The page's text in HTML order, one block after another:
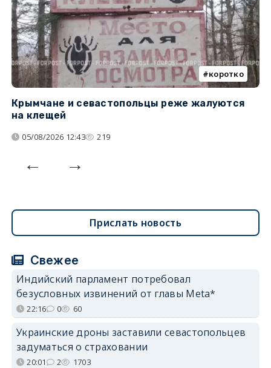
коротко
Крымчане и севастопольцы реже жалуются
на клещей
05/08/2026 12:43 219
Прислать новость
Свежее
Индийский парламент потребовал
безусловных извинений от главы Meta*
22:16 0 60
Украинские дроны заставили севастопольцев
задуматься о страховании
20:01 2 1703